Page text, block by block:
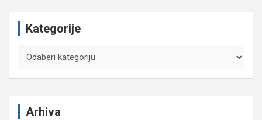
Kategorije
Arhiva